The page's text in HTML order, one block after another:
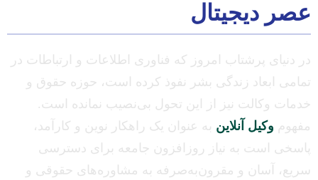
عصر دیجیتال
در دنیای پرشتاب امروز که فناوری اطلاعات و ارتباطات در
تمامی ابعاد زندگی بشر نفوذ کرده است، حوزه حقوق و
خدمات وکالت نیز از این تحول بی‌نصیب نمانده است.
مفهوم وکیل آنلاین به عنوان یک راهکار نوین و کارآمد،
پاسخی است به نیاز روزافزون جامعه برای دسترسی
سریع، آسان و مقرون‌به‌صرفه به مشاوره‌های حقوقی و